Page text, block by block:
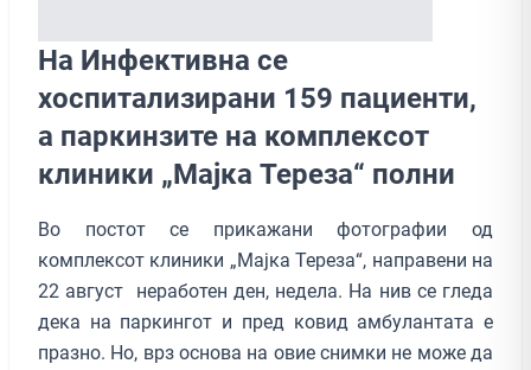
На Инфективна се
хоспитализирани 159 пациенти,
а паркинзите на комплексот
клиники „Мајка Тереза“ полни
Во постот се прикажани фотографии од
комплексот клиники „Мајка Тереза“, направени на
22 август неработен ден, недела. На нив се гледа
дека на паркингот и пред ковид амбулантата е
празно. Но, врз основа на овие снимки не може да